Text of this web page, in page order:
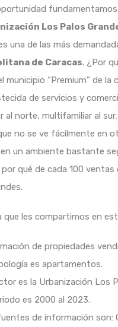
Los Palos
una de las más
de Caracas. ¿Por
municipio “Premium” de
de servicios y
al norte, multifamiliar al
no se ve fácilmente en
un ambiente bastante
qué de cada 100
que les compartimos en
de propiedades
es apartamentos.
es la Urbanización Los
es 2000 al 2023.
de información son: